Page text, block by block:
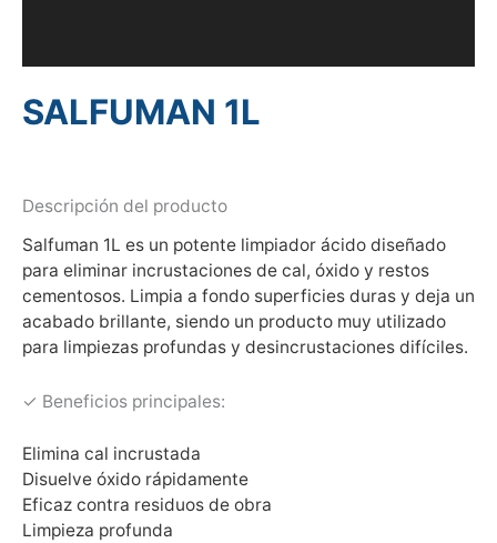
SALFUMAN 1L
Descripción del producto
Salfuman 1L es un potente limpiador ácido diseñado
para eliminar incrustaciones de cal, óxido y restos
cementosos. Limpia a fondo superficies duras y deja un
acabado brillante, siendo un producto muy utilizado
para limpiezas profundas y desincrustaciones difíciles.
✓ Beneficios principales:
Elimina cal incrustada
Disuelve óxido rápidamente
Eficaz contra residuos de obra
Limpieza profunda